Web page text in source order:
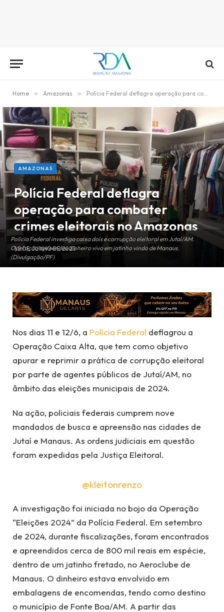
Home » Amazonas » Polícia Federal deflagra operação para combater crimes eleitorais no Amazonas
Polícia Federal investiga caixa dois e corrupção eleitoral em Jutaí/AM.
Operação apreendeu dinheiro vivo em jatinho vindo de Manaus.
(Divulgação/PF)
AMAZONAS
Polícia Federal deflagra
operação para combater
crimes eleitorais no Amazonas
12 DE JUNHO DE 2025
Nos dias 11 e 12/6, a Polícia Federal deflagrou a
Operação Caixa Alta, que tem como objetivo
apurar e reprimir a prática de corrupção eleitoral
por parte de agentes públicos de Jutaí/AM, no
âmbito das eleições municipais de 2024.
Na ação, policiais federais cumprem nove
mandados de busca e apreensão nas cidades de
Jutaí e Manaus. As ordens judiciais em questão
foram expedidas pela Justiça Eleitoral.
@kleitonrenzo
A investigação foi iniciada no bojo da Operação
“Eleições 2024” da Polícia Federal. Em setembro
de 2024, durante fiscalizações, foram encontrados
e apreendidos cerca de 800 mil reais em espécie,
dentro de um jatinho fretado, no Aeroclube de
Manaus. O dinheiro estava envolvido em
embalagens de encomendas, tendo como destino
o município de Fonte Boa/AM. A partir das